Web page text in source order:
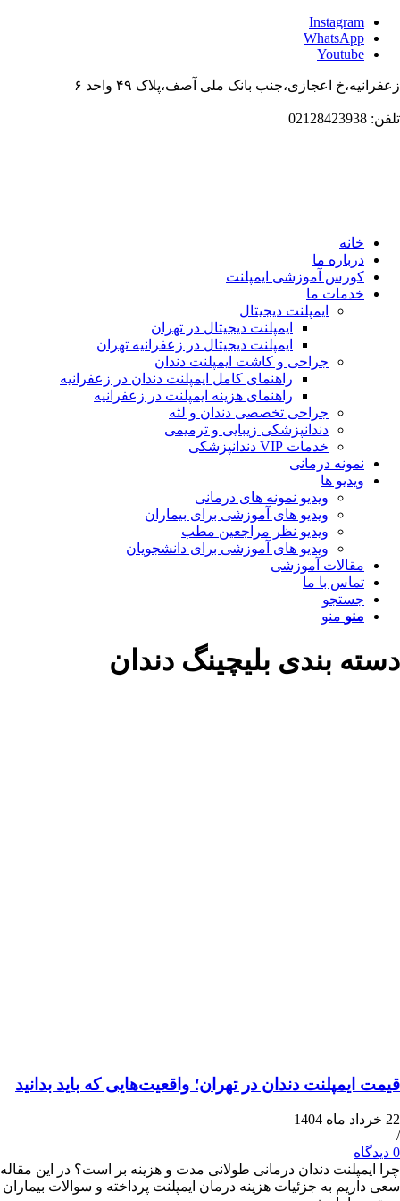
اعجازی،جنب بانک ملی آصف،پلاک ۴۹ واحد ۶
ما
آموزشی ایمپلنت
ما
ایمپلنت دیجیتال
ایمپلنت دیجیتال در تهران
ایمپلنت دیجیتال در زعفرانیه تهران
جراحی و کاشت ایمپلنت دندان
راهنمای کامل ایمپلنت دندان در زعفرانیه
راهنمای هزینه ایمپلنت در زعفرانیه
جراحی تخصصی دندان و لثه
دندانپزشکی زیبایی و ترمیمی
خدمات VIP دندانپزشکی
درمانی
ها
ویدیو نمونه های درمانی
ویدیو های آموزشی برای بیماران
ویدیو نظر مراجعین مطب
ویدیو های آموزشی برای دانشجویان
آموزشی
با ما
منو
بندی بلیچینگ دندان
دندان در تهران؛ واقعیت‌هایی که باید بدانید
دندان درمانی طولانی مدت و هزینه بر است؟ در این مقاله
به جزئیات هزینه درمان ایمپلنت پرداخته و سوالات بیماران